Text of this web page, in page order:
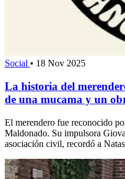
Social • 18 Nov 2025
La historia del
de una mucama y un
El merendero fue reconocido
Maldonado. Su impulsora
asociación civil, recordó a